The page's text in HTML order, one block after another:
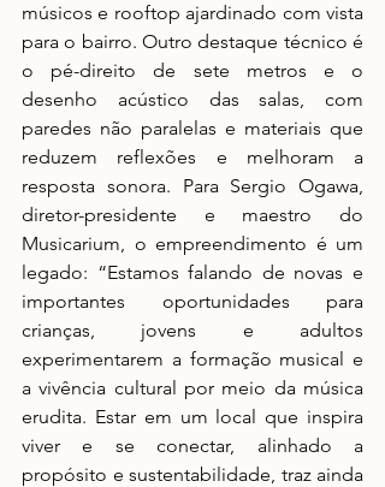
músicos e rooftop ajardinado com vista
para o bairro. Outro destaque técnico é
o pé-direito de sete metros e o
desenho acústico das salas, com
paredes não paralelas e materiais que
reduzem reflexões e melhoram a
resposta sonora. Para Sergio Ogawa,
diretor-presidente e maestro do
Musicarium, o empreendimento é um
legado: “Estamos falando de novas e
importantes oportunidades para
crianças, jovens e adultos
experimentarem a formação musical e
a vivência cultural por meio da música
erudita. Estar em um local que inspira
viver e se conectar, alinhado a
propósito e sustentabilidade, traz ainda